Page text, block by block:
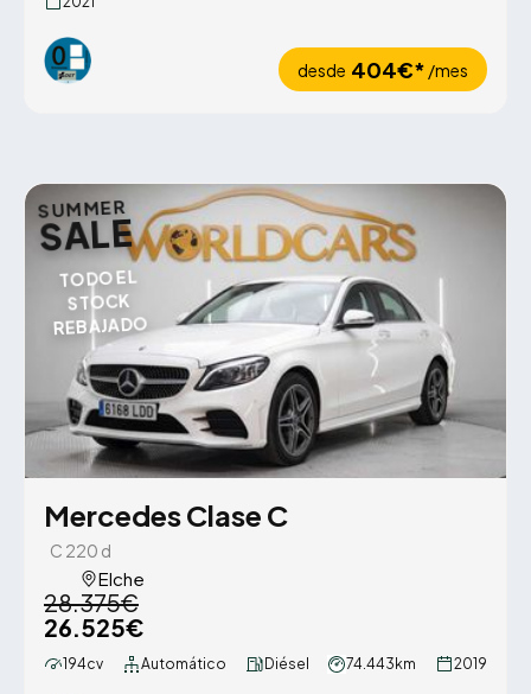
desde 404€* /mes
SUMMER
SALE
TODO EL
STOCK
REBAJADO
Mercedes Clase C
C 220 d
Elche
28.375€
26.525€
194cv Automático Diésel 74.443km 2019